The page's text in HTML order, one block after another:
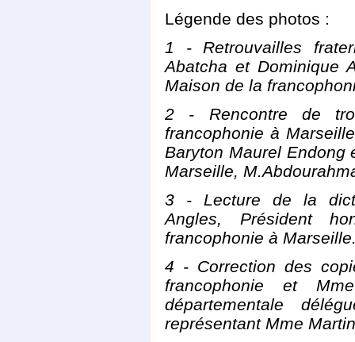
Légende des photos :
1 - Retrouvailles
Abatcha et Dominique
Maison de la
2 - Rencontre de
francophonie à
Baryton Maurel Endong
Marseille,
3 - Lecture de la
Angles, Président
francophonie à
4 - Correction des
francophonie et
départementale
représentant Mme